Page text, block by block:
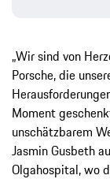
„Wir sind von
Porsche, die
Moment
unschätzbarem
Jasmin Gusbeth
Olgahospital, wo